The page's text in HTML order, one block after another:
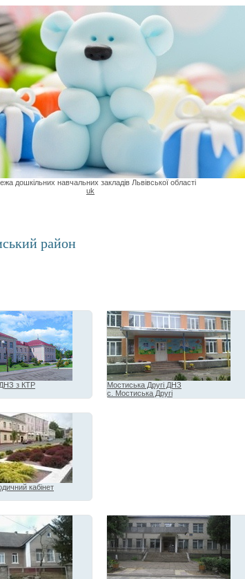
дошкільних навчальних закладів Львівської області
uk
район
з КТР
Мостиська Другі ДНЗ
с. Мостиська Другі
кабінет